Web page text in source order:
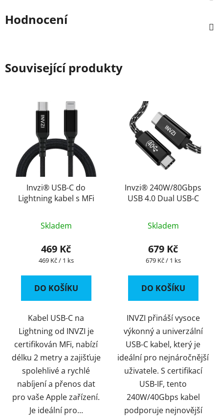
Hodnocení
Související produkty
Invzi® USB-C do
Lightning kabel s MFi
Skladem
469 Kč
Měrná
469 Kč / 1 ks
DO KOŠÍKU
Kabel USB-C na
Lightning od INVZI je
certifikován MFi, nabízí
délku 2 metry a zajišťuje
spolehlivé a rychlé
nabíjení a přenos dat
pro vaše Apple zařízení.
Je ideální pro...
Invzi® 240W/80Gbps
USB 4.0 Dual USB-C
Skladem
679 Kč
Měrná
679 Kč / 1 ks
DO KOŠÍKU
INVZI přináší vysoce
výkonný a univerzální
USB-C kabel, který je
ideální pro nejnáročnější
uživatele. S certifikací
USB-IF, tento
240W/40Gbps kabel
podporuje nejnovější